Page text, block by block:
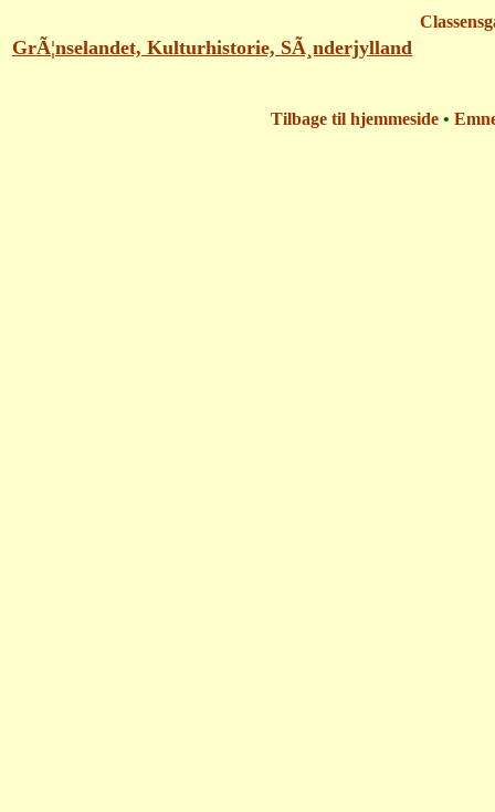
GrÃ¦nselandet, Kulturhistorie, SÃ¸nderjylland
Tilbage til hjemmeside •